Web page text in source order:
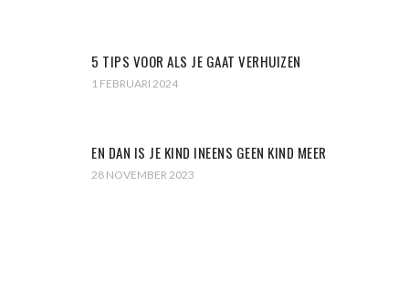
5 TIPS VOOR ALS JE GAAT VERHUIZEN
1 FEBRUARI 2024
EN DAN IS JE KIND INEENS GEEN KIND MEER
28 NOVEMBER 2023